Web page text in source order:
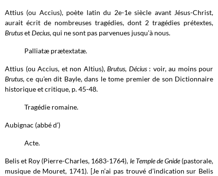
Attius (ou Accius), poète latin du 2e-1e siècle avant Jésus-Christ,
aurait écrit de nombreuses tragédies, dont 2 tragédies prétextes,
BrutusetDecius, qui ne sont pas parvenues jusqu’à nous.
Palliatæ prætextatæ.
Attius (ou Accius, et non Altius), Brutus, Décius : voir, au moins pour
Brutus, ce qu’en dit Bayle, dans le tome premier de son Dictionnaire
historique et critique, p. 45-48.
Tragédie romaine.
Aubignac (abbé d’)
Acte.
Belis et Roy (Pierre-Charles, 1683-1764), le Temple de Gnide(pastorale,
musique de Mouret, 1741). [Je n’ai pas trouvé d’indication sur Belis